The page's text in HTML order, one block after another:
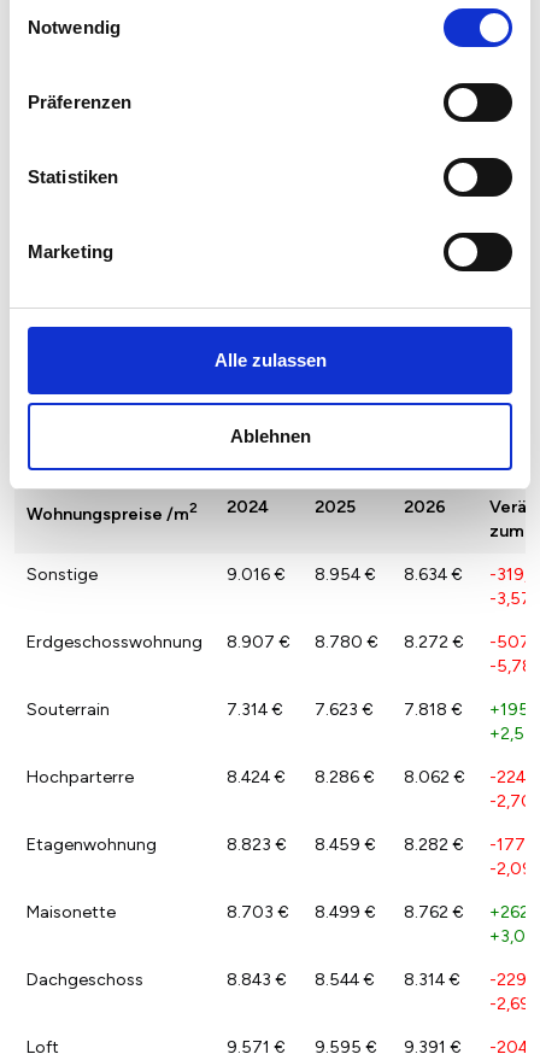
Notwendig
Präferenzen
Statistiken
Marketing
Alle zulassen
Ablehnen
Quadratmeterpreise in München Thalkirchen für
Wohnungspreise /m2 2024 2025 2026
zum
Sonstige 9.016 € 8.954 € 8.634 €
-
-3,57
Erdgeschosswohnung 8.907 € 8.780 € 8.272 €
-
-5,78
Souterrain 7.314 € 7.623 € 7.818 €
+2,57
Hochparterre 8.424 € 8.286 € 8.062 €
-
-2,70
Etagenwohnung 8.823 € 8.459 € 8.282 €
-
-2,09
Maisonette 8.703 € 8.499 € 8.762 €
+3,09
Dachgeschoss 8.843 € 8.544 € 8.314 €
-
-2,69
Loft 9.571 € 9.595 € 9.391 €
-